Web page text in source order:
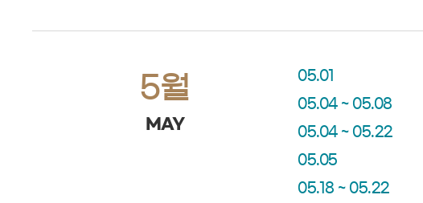
5월
MAY
05.01
05.04 ~ 05.08
05.04 ~ 05.22
05.05
05.18 ~ 05.22